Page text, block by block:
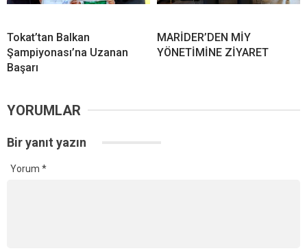
Tokat’tan Balkan
Şampiyonası’na Uzanan
Başarı
MARİDER’DEN MİY
YÖNETİMİNE ZİYARET
YORUMLAR
Bir yanıt yazın
Yorum *